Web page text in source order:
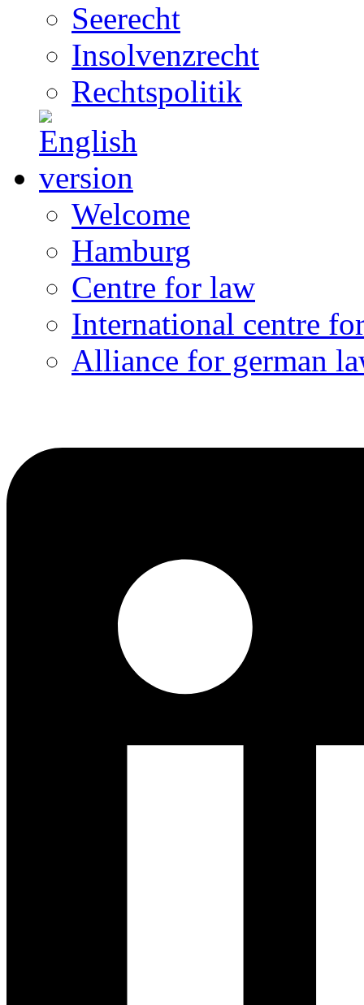
Seerecht
Insolvenzrecht
Rechtspolitik
Welcome
Hamburg
Centre for law
International centre
Alliance for german